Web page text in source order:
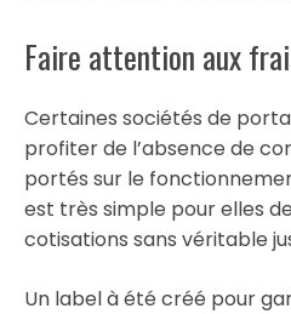
Faire attention aux
Certaines sociétés de
profiter de l’absence de
portés sur le
est très simple pour elles
cotisations sans véritable
Un label à été créé pour